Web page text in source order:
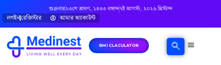
শুক্রবার২৩শে শ্রাবণ, ১৪৩৩ বঙ্গাব্দ৭ই আগস্ট, ২০২৬ খ্রিস্টাব্দ
লগইনরেজিস্টার আমার অ্যাকাউন্ট
BMI CLACULATOR